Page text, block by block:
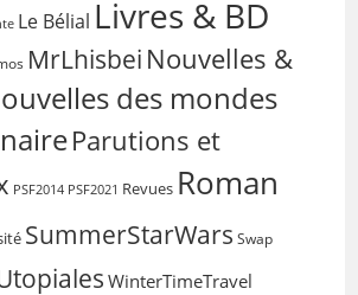
Le Bélial Livres & BD
MrLhisbei Nouvelles &
des mondes
Parutions et
PSF2014 PSF2021 Revues Roman
SummerStarWars Swap
WinterTimeTravel